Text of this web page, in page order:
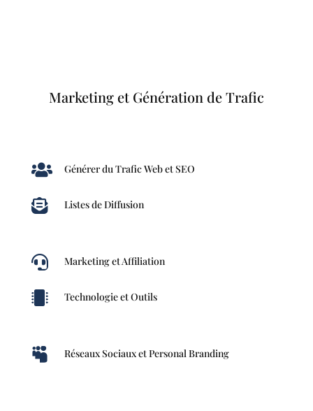
Marketing et Génération de Trafic
 Générer du Trafic Web et SEO
 Listes de Diffusion
 Marketing et Affiliation
 Technologie et Outils
 Réseaux Sociaux et Personal Branding